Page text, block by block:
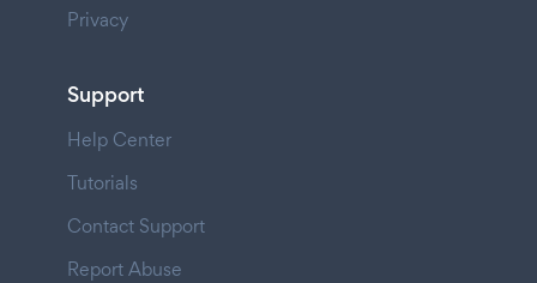
Privacy
Support
Help Center
Tutorials
Contact Support
Report Abuse